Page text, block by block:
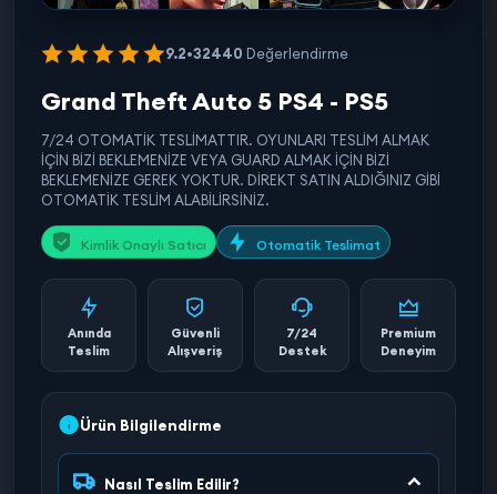
9.2•32440 Değerlendirme
Grand Theft Auto 5 PS4 - PS5
7/24 OTOMATİK TESLİMATTIR. OYUNLARI TESLİM ALMAK
İÇİN BİZİ BEKLEMENİZE VEYA GUARD ALMAK İÇİN BİZİ
BEKLEMENİZE GEREK YOKTUR. DİREKT SATIN ALDIĞINIZ GİBİ
OTOMATİK TESLİM ALABİLİRSİNİZ.
Kimlik Onaylı Satıcı Otomatik Teslimat
Anında
Teslim
Güvenli
Alışveriş
7/24
Destek
Premium
Deneyim
Ürün Bilgilendirme
Nasıl Teslim Edilir?